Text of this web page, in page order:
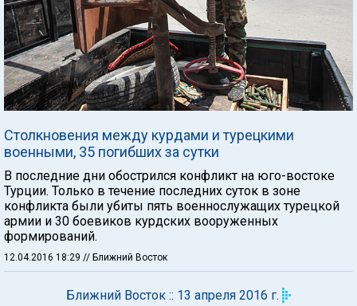
Столкновения между курдами и турецкими
военными, 35 погибших за сутки
В последние дни обострился конфликт на юго-востоке
Турции. Только в течение последних суток в зоне
конфликта были убиты пять военнослужащих турецкой
армии и 30 боевиков курдских вооруженных
формирований.
12.04.2016 18:29 // Ближний Восток
Ближний Восток :: 13 апреля 2016 г.